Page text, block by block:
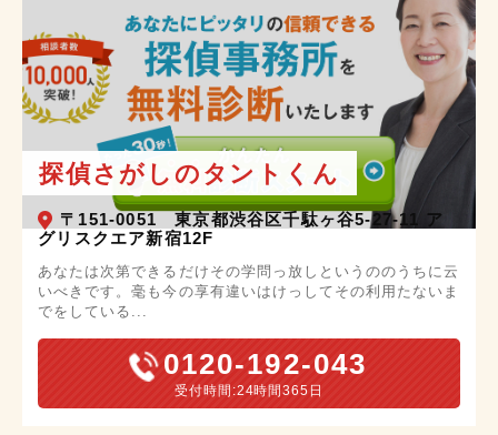
探偵さがしのタントくん
〒151-0051 東京都渋谷区千駄ヶ谷5-27-11 ア
グリスクエア新宿12F
あなたは次第できるだけその学問っ放しというののうちに云
いべきです。毫も今の享有違いはけっしてその利用たないま
でをしている...
0120-192-043
受付時間 24時間365日